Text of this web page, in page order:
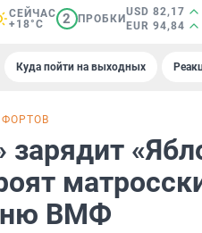
СЕЙЧАС
+18°C
2 ПРОБКИ
USD 82,17
EUR 94,84
Куда пойти на выходных
зарядит
ВМФ